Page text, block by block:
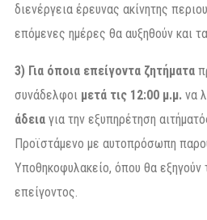
διενέργεια έρευνας ακίνητης
επόμενες ημέρες θα αυξηθούν και
3) Για όποια επείγοντα ζητήματα
συνάδελφοι μετά τις 12:00 μ.μ. να
άδεια για την εξυπηρέτηση
Προϊστάμενο με αυτοπρόσωπη
Υποθηκοφυλακείο, όπου θα εξηγούν
επείγοντος.